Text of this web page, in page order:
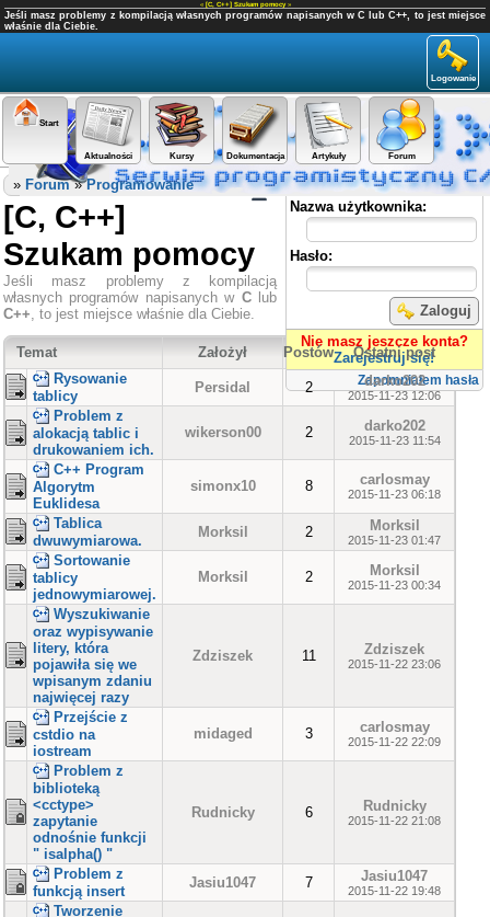
« [C, C++] Szukam pomocy»
Jeśli masz problemy z kompilacją własnych programów napisanych w C lub C++, to jest miejsce
właśnie dla Ciebie.
Logowanie
Start
Aktualności Kursy Dokumentacja Artykuły Forum
Panel użytkownika
Nazwa użytkownika:
Hasło:
Zaloguj
Nie masz jeszcze konta?
Zarejestruj się!
Zapomniałem hasła
» Forum»Programowanie
[C, C++]
Szukam pomocy
Jeśli masz problemy z kompilacją
własnych programów napisanych w Club
C++, to jest miejsce właśnie dla Ciebie.
Temat Założył Postów
Ostatni post
Rysowanie
tablicy
Persidal 2 darko202
2015-11-23 12:06
Problem z
alokacją tablic i
drukowaniem ich.
wikerson00 2 darko202
2015-11-23 11:54
C++ Program
Algorytm
Euklidesa
simonx10 8 carlosmay
2015-11-23 06:18
Tablica
dwuwymiarowa.
Morksil 2 Morksil
2015-11-23 01:47
Sortowanie
tablicy
jednowymiarowej.
Morksil 2 Morksil
2015-11-23 00:34
Wyszukiwanie
oraz wypisywanie
litery, która
pojawiła się we
wpisanym zdaniu
najwięcej razy
Zdziszek 11 Zdziszek
2015-11-22 23:06
Przejście z
cstdio na
iostream
midaged 3 carlosmay
2015-11-22 22:09
Problem z
biblioteką
<cctype>
zapytanie
odnośnie funkcji
" isalpha() "
Rudnicky 6 Rudnicky
2015-11-22 21:08
Problem z
funkcją insert
Jasiu1047 7 Jasiu1047
2015-11-22 19:48
Tworzenie